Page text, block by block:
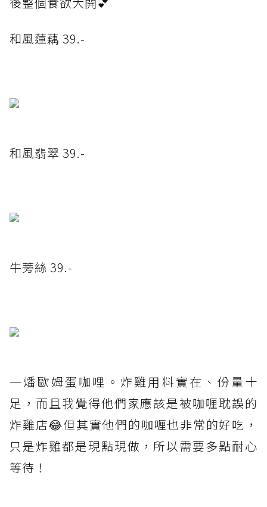
和風蓮藕 39.-
和風翡翠 39.-
牛蒡絲 39.-
一燔歐姆蛋咖哩。炸雞用料實在、份量十
足，而且我覺得他們家應該是被咖喱耽誤的
炸雞店😂但其實他們的咖喱也非常的好吃，
只是炸雞都是現點現做，所以需要多點耐心
等待！